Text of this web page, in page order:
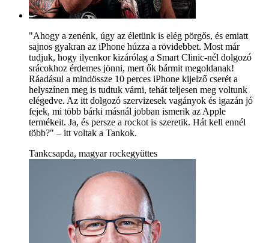
"Ahogy a zenénk, úgy az életünk is elég pörgős, és emiatt
sajnos gyakran az iPhone húzza a rövidebbet. Most már
tudjuk, hogy ilyenkor kizárólag a Smart Clinic-nél dolgozó
srácokhoz érdemes jönni, mert ők bármit megoldanak!
Ráadásul a mindössze 10 perces iPhone kijelző cserét a
helyszínen meg is tudtuk várni, tehát teljesen meg voltunk
elégedve. Az itt dolgozó szervizesek vagányok és igazán jó
fejek, mi több bárki másnál jobban ismerik az Apple
termékeit. Ja, és persze a rockot is szeretik. Hát kell ennél
több?" – itt voltak a Tankok.
Tankcsapda, magyar rockegyüttes